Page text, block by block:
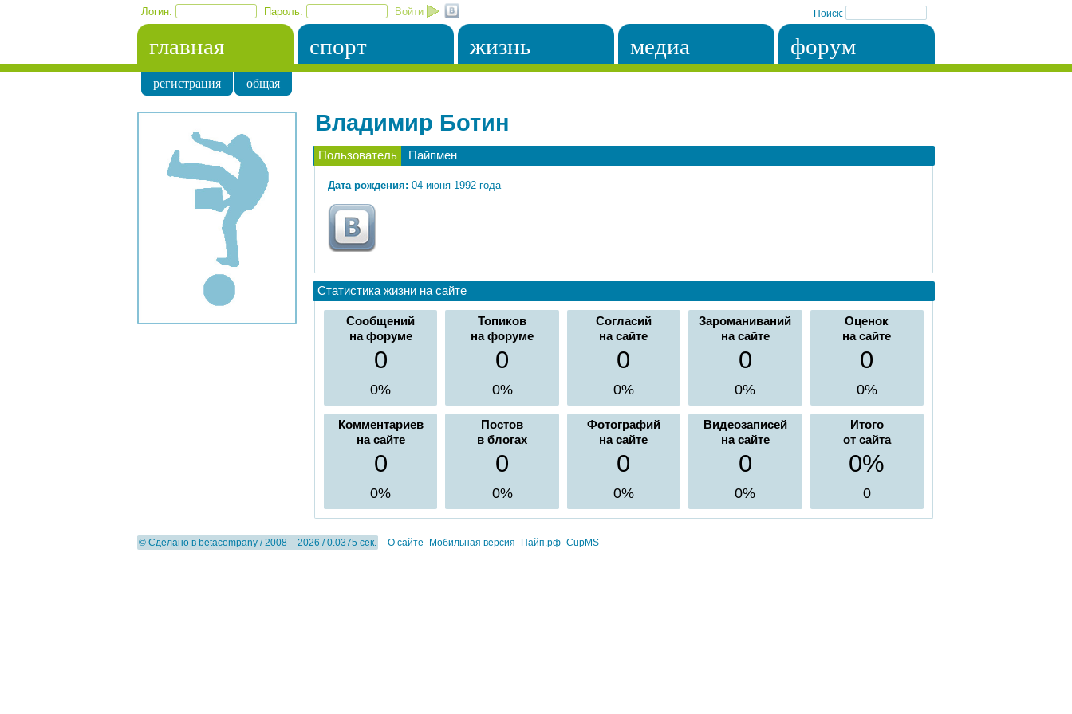
Логин: Пароль: Войти Поиск:
главная спорт жизнь медиа форум
регистрация общая
Владимир Ботин
Пользователь Пайпмен
Дата рождения: 04 июня 1992 года
Статистика жизни на сайте
Сообщений
на форуме
0
0%
Топиков
на форуме
0
0%
Согласий
на сайте
0
0%
Зароманиваний
на сайте
0
0%
Оценок
на сайте
0
0%
Комментариев
на сайте
0
0%
Постов
в блогах
0
0%
Фотографий
на сайте
0
0%
Видеозаписей
на сайте
0
0%
Итого
от сайта
0%
0
© Сделано в betacompany / 2008 – 2026 / 0.0375 сек. О сайте Мобильная версия Пайп.рф CupMS